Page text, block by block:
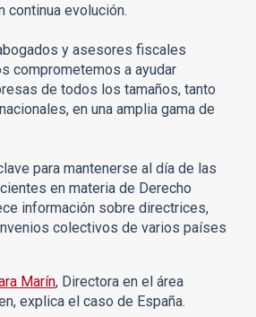
continua evolución.
y asesores fiscales
comprometemos a ayudar
de todos los tamaños, tanto
en una amplia gama de
para mantenerse al día de las
en materia de Derecho
información sobre directrices,
colectivos de varios países
Marín, Directora en el área
explica el caso de España.